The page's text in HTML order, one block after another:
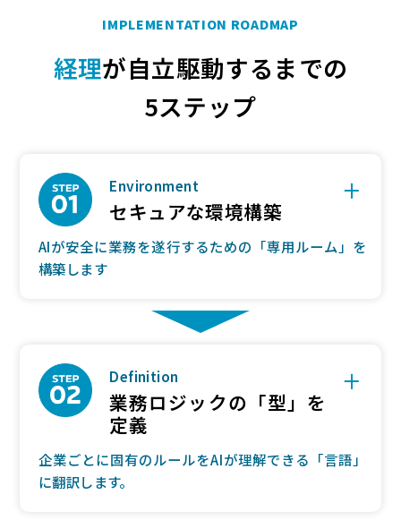
IMPLEMENTATION ROADMAP
経理が自立駆動するまでの
5ステップ
Environment
セキュアな環境構築
AIが安全に業務を遂行するための「専用ルーム」を
構築します
Definition
業務ロジックの「型」を
定義
企業ごとに固有のルールをAIが理解できる「言語」
に翻訳します。